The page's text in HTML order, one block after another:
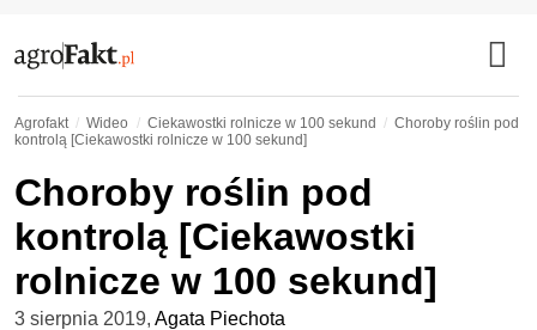
Agrofakt Wideo Ciekawostki rolnicze w 100 sekund
Choroby roślin pod
kontrolą [Ciekawostki rolnicze w 100 sekund]
Choroby roślin pod
kontrolą [Ciekawostki
rolnicze w 100 sekund]
3 sierpnia 2019, Agata Piechota